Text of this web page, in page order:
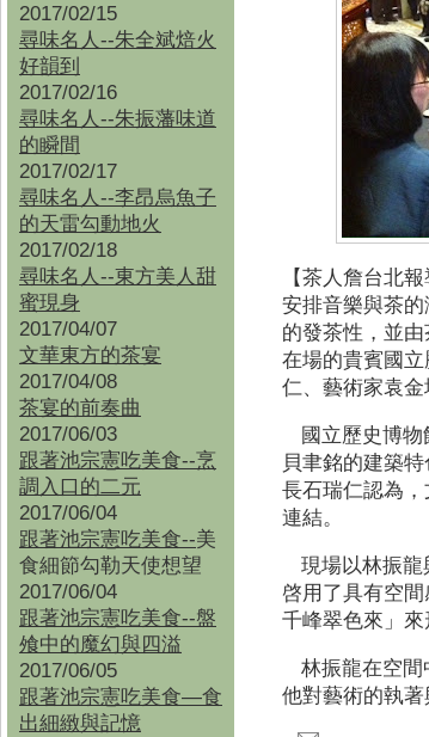
2017/02/15
尋味名人--朱全斌焙火
好韻到
2017/02/16
尋味名人--朱振藩味道
的瞬間
2017/02/17
尋味名人--李昂烏魚子
的天雷勾動地火
2017/02/18
尋味名人--東方美人甜
蜜現身
2017/04/07
文華東方的茶宴
2017/04/08
茶宴的前奏曲
2017/06/03
跟著池宗憲吃美食--烹
調入口的二元
2017/06/04
跟著池宗憲吃美食--美
食細節勾勒天使想望
2017/06/04
跟著池宗憲吃美食--盤
飧中的魔幻與四溢
2017/06/05
跟著池宗憲吃美食—食
出細緻與記憶
【茶人詹台北報
安排音樂與茶
的發茶性，並
在場的貴賓國
仁、藝術家袁金
國立歷史博
貝聿銘的建築
長石瑞仁認為
連結。
現場以林振
啓用了具有空
千峰翠色來」來
林振龍在空
他對藝術的執著